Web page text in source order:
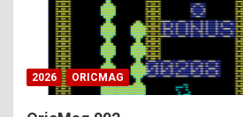
d
i
ff
i
2026 ORICMAG